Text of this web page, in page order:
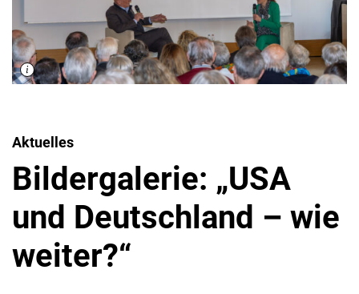
Aktuelles
Bildergalerie: „USA
und Deutschland – wie
weiter?“